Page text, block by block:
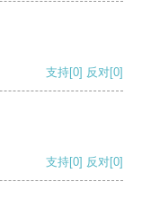
支持[0] 反对[0]
支持[0] 反对[0]